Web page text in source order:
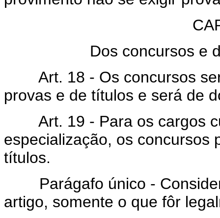
Dos concursos e
Art. 18 - Os concursos
provas e de títulos e será de
Art. 19 - Para os cargos
especialização, os concursos
títulos.
Parágafo único -
artigo, somente o que fôr